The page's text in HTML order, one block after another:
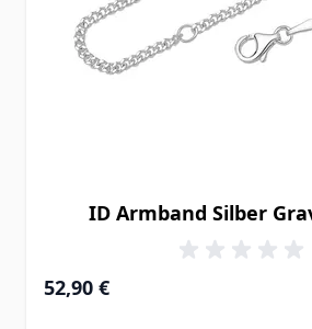
ID Armband Silber
Ab
52,90 €